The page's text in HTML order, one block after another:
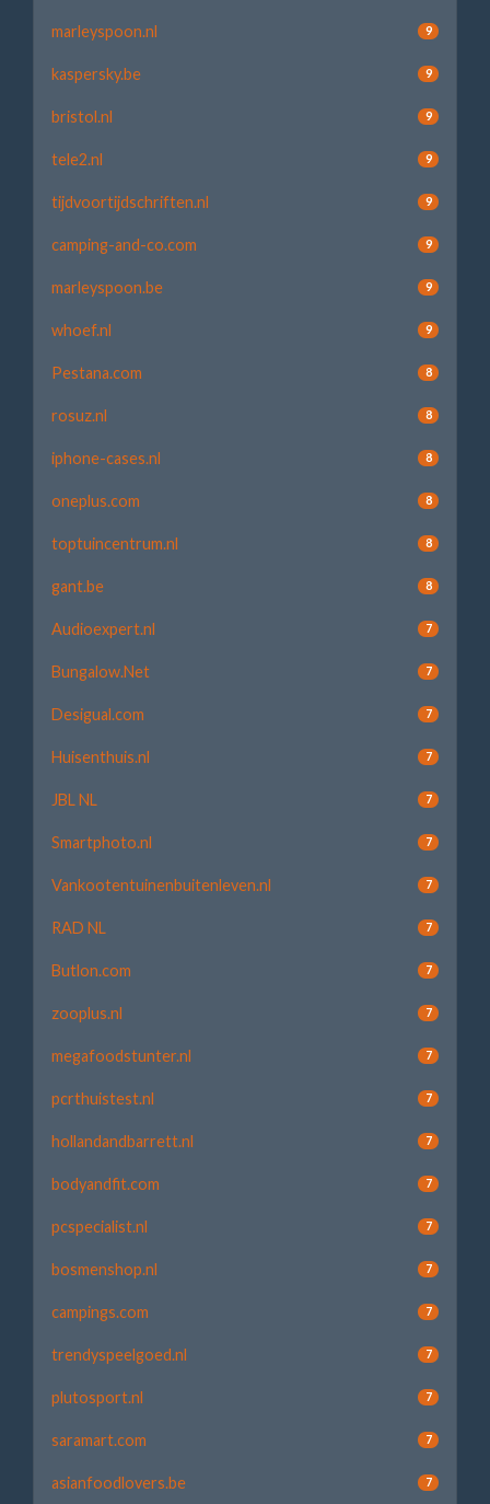
marleyspoon.nl 9
kaspersky.be 9
bristol.nl 9
tele2.nl 9
tijdvoortijdschriften.nl 9
camping-and-co.com 9
marleyspoon.be 9
whoef.nl 9
Pestana.com 8
rosuz.nl 8
iphone-cases.nl 8
oneplus.com 8
toptuincentrum.nl 8
gant.be 8
Audioexpert.nl 7
Bungalow.Net 7
Desigual.com 7
Huisenthuis.nl 7
JBL NL 7
Smartphoto.nl 7
Vankootentuinenbuitenleven.nl 7
RAD NL 7
Butlon.com 7
zooplus.nl 7
megafoodstunter.nl 7
pcrthuistest.nl 7
hollandandbarrett.nl 7
bodyandfit.com 7
pcspecialist.nl 7
bosmenshop.nl 7
campings.com 7
trendyspeelgoed.nl 7
plutosport.nl 7
saramart.com 7
asianfoodlovers.be 7